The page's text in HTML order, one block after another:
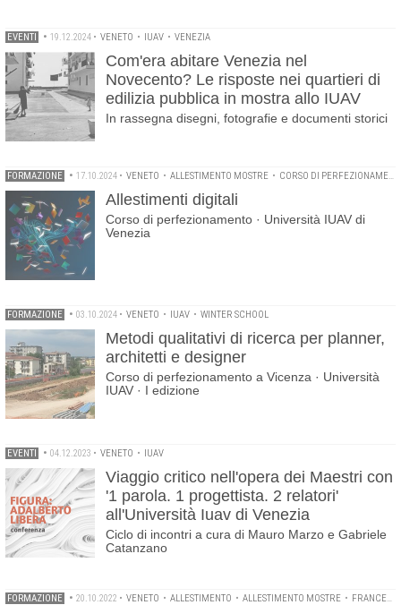
EVENTI • 19.12.2024 • VENETO • IUAV • VENEZIA
Com'era abitare Venezia nel
Novecento? Le risposte nei quartieri di
edilizia pubblica in mostra allo IUAV
In rassegna disegni, fotografie e documenti storici
FORMAZIONE • 17.10.2024 • VENETO • ALLESTIMENTO MOSTRE • CORSO DI PERFEZIONAMENTO
Allestimenti digitali
Corso di perfezionamento · Università IUAV di
Venezia
FORMAZIONE • 03.10.2024 • VENETO • IUAV • WINTER SCHOOL
Metodi qualitativi di ricerca per planner,
architetti e designer
Corso di perfezionamento a Vicenza · Università
IUAV · I edizione
EVENTI • 04.12.2023 • VENETO • IUAV
Viaggio critico nell'opera dei Maestri con
'1 parola. 1 progettista. 2 relatori'
all'Università Iuav di Venezia
Ciclo di incontri a cura di Mauro Marzo e Gabriele
Catanzano
FORMAZIONE • 20.10.2022 • VENETO • ALLESTIMENTO • ALLESTIMENTO MOSTRE • FRANCESCO CELLINI